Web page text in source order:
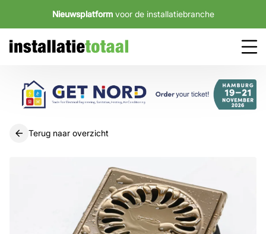
Nieuwsplatform voor de installatiebranche
Terug naar overzicht